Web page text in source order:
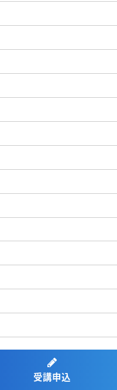
受講申込